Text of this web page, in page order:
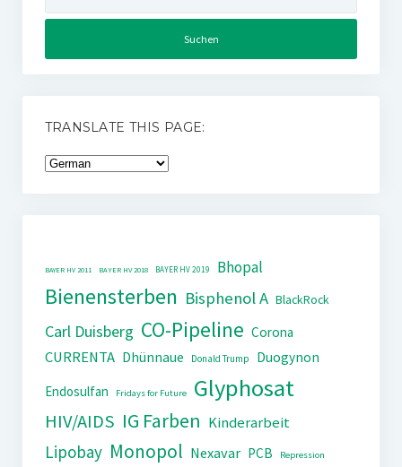
TRANSLATE THIS PAGE:
BAYER HV 2011 BAYER HV 2018 BAYER HV 2019 Bhopal
Bienensterben Bisphenol A BlackRock
Carl Duisberg CO-Pipeline Corona
CURRENTA Dhünnaue Donald Trump
Duogynon
Endosulfan
Fridays for Future Glyphosat
HIV/AIDS IG Farben Kinderarbeit
Lipobay Monopol Nexavar PCB Repression